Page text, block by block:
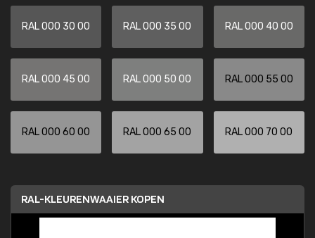
RAL 000 30 00 RAL 000 35 00 RAL 000 40 00
RAL 000 45 00 RAL 000 50 00 RAL 000 55 00
RAL 000 60 00 RAL 000 65 00 RAL 000 70 00
RAL-KLEURENWAAIER KOPEN